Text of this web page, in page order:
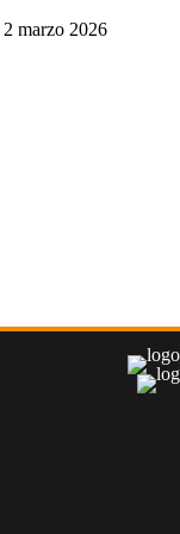
2 marzo 2026